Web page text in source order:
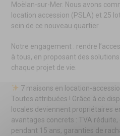
Moëlan-sur-Mer. Nous avons
location accession (PSLA) et 25
sein de ce nouveau quartier.
Notre engagement : rendre
à tous, en proposant des
chaque projet de vie.
7 maisons en location-
Toutes attribuées ! Grâce à ce
locales deviennent propriétaires
avantages concrets : TVA
pendant 15 ans, garanties de